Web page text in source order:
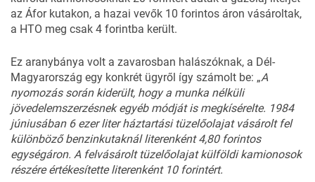
az Áfor kutakon, a hazai vevők 10 forintos áron vásároltak,
a HTO meg csak 4 forintba került.
Ez aranybánya volt a zavarosban halászóknak, a Dél-
Magyarország egy konkrét ügyről így számolt be: „A
nyomozás során kiderült, hogy a munka nélküli
jövedelemszerzésnek egyéb módját is megkísérelte. 1984
júniusában 6 ezer liter háztartási tüzelőolajat vásárolt fel
különböző benzinkutaknál literenként 4,80 forintos
egységáron. A felvásárolt tüzelőolajat külföldi kamionosok
részére értékesítette literenként 10 forintért.